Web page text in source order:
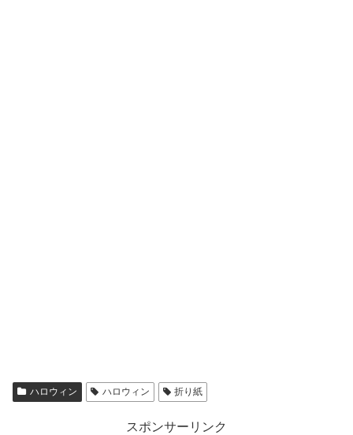
ハロウィン ハロウィン 折り紙
スポンサーリンク